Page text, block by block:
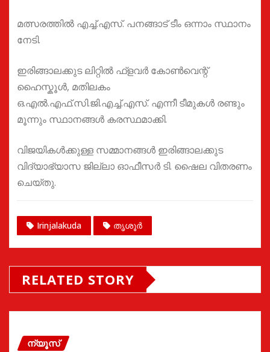
മത്സരത്തിൽ എച്ച്.എസ്. പനങ്ങാട് ടീം ഒന്നാം സ്ഥാനം
നേടി.
ഇരിങ്ങാലക്കുട ലിറ്റിൽ ഫ്ളവർ കോൺവെന്റ്
ഹൈസ്കൂൾ, മതിലകം
ഒ.എൽ.എഫ്.സി.ജി.എച്ച്.എസ്. എന്നീ ടീമുകൾ രണ്ടും
മൂന്നും സ്ഥാനങ്ങൾ കരസ്ഥമാക്കി.
വിജയികൾക്കുള്ള സമ്മാനങ്ങൾ ഇരിങ്ങാലക്കുട
വിദ്യാഭ്യാസ ജില്ലാ ഓഫീസർ ടി. ഷൈല വിതരണം
ചെയ്തു.
Irinjalakuda തൃശൂർ
RELATED STORY
ന്യൂസ്